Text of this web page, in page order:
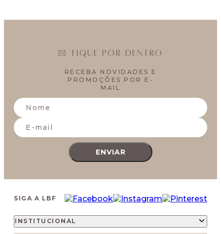
FIQUE POR DENTRO
RECEBA NOVIDADES E
PROMOÇÕES POR E-
MAIL
ENVIAR
SIGA A LBF
INSTITUCIONAL